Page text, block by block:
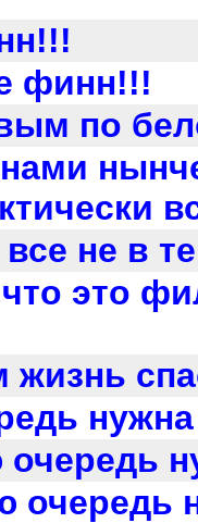
финн!!!
по
все не в
это
очередь